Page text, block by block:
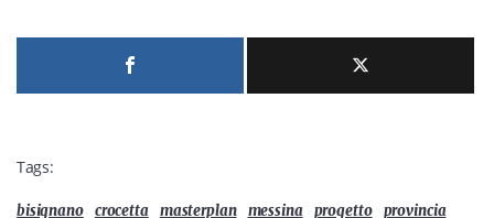
Tags:
bisignano crocetta masterplan messina progetto provincia